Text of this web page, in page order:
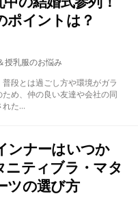
ポイントは？
授乳服のお悩み
段とは過ごし方や環境がガラ
ため、仲の良い友達や会社の同
た...
ンナーはいつか
ニティブラ・マタ
ツの選び方